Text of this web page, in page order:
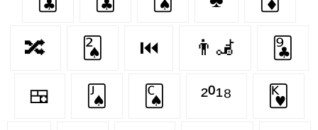
🔀 🂢 ⏮ 👨‍🦼‍️ 🃙
🍱 🂫 🂬 ²⁰¹⁸ 🂾